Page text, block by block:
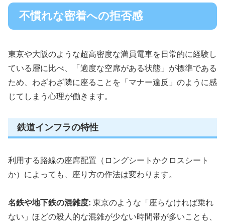
不慣れな密着への拒否感
東京や大阪のような超高密度な満員電車を日常的に経験し
ている層に比べ、「適度な空席がある状態」が標準である
ため、わざわざ隣に座ることを「マナー違反」のように感
じてしまう心理が働きます。
鉄道インフラの特性
利用する路線の座席配置（ロングシートかクロスシート
か）によっても、座り方の作法は変わります。
名鉄や地下鉄の混雑度: 東京のような「座らなければ乗れ
ない」ほどの殺人的な混雑が少ない時間帯が多いことも、